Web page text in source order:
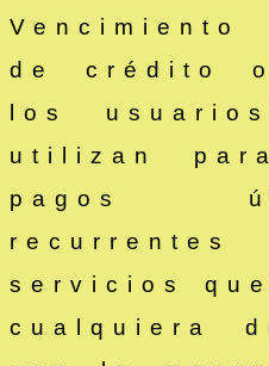
de crédito
los
utilizan
pagos
servicios
cualquiera